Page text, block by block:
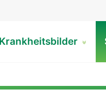
Krankheitsbilder